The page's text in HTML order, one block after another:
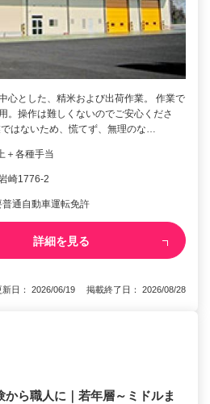
心とした、精米および出荷作業。 作業で
。操作は難しくないのでご安心くださ
はないため、慌てず、無理のな…
＋各種手当
崎1776-2
通自動車運転免許
詳細を見る
新日： 2026/06/19 掲載終了日： 2026/08/28
ら職人に｜若年層～ミドルま